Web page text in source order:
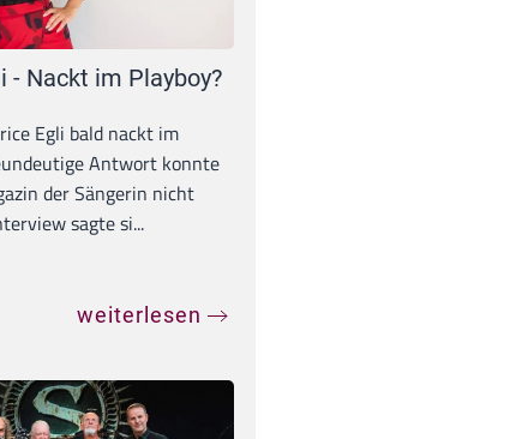
- Nackt im Playboy?
Egli bald nackt im
Antwort konnte
der Sängerin nicht
sagte si...
weiterlesen